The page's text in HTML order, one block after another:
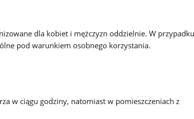
dla kobiet i mężczyzn oddzielnie. W
pod warunkiem osobnego korzystania.
w ciągu godziny, natomiast w pomieszczeniach z